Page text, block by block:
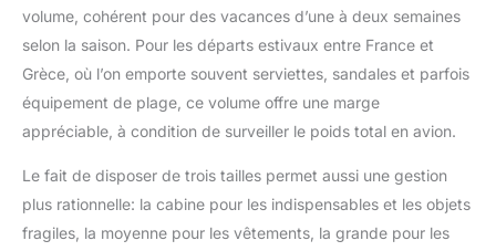
volume, cohérent pour des vacances d’une à deux semaines
selon la saison. Pour les départs estivaux entre France et
Grèce, où l’on emporte souvent serviettes, sandales et parfois
équipement de plage, ce volume offre une marge
appréciable, à condition de surveiller le poids total en avion.
Le fait de disposer de trois tailles permet aussi une gestion
plus rationnelle: la cabine pour les indispensables et les objets
fragiles, la moyenne pour les vêtements, la grande pour les